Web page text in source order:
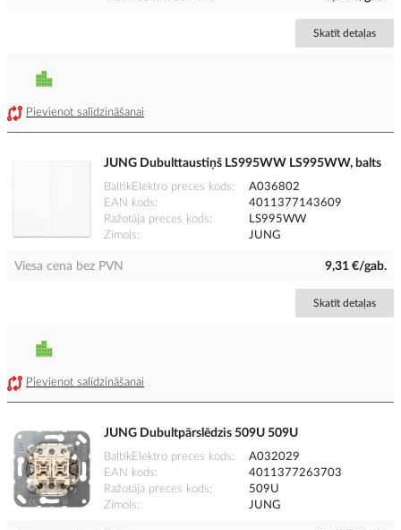
Skatīt detaļas
Pievienot salīdzināšanai
JUNG Dubulttaustiņš LS995WW LS995WW, balts
BaltikElektro preces kods
A036802
EAN kods
4011377143609
Ražotāja preces kods
LS995WW
Zīmols
JUNG
Viesa cena bez PVN 9,31 €/gab.
Skatīt detaļas
Pievienot salīdzināšanai
JUNG Dubultpārslēdzis 509U 509U
BaltikElektro preces kods
A032029
EAN kods
4011377263703
Ražotāja preces kods
509U
Zīmols
JUNG